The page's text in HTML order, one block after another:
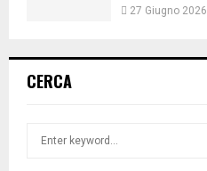
27 Giugno 2026
CERCA